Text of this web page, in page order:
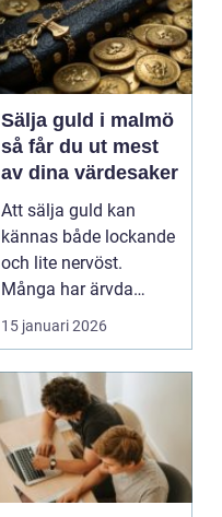
Sälja guld i malmö
så får du ut mest
av dina värdesaker
Att sälja guld kan
kännas både lockande
och lite nervöst.
Många har ärvda
smycken, gamla
släktklenod...
15 januari 2026